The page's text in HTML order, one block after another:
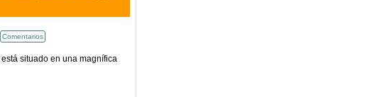
Comentarios
situado en una magnífica